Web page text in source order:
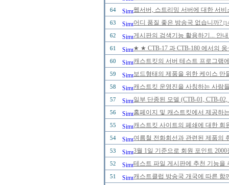
64 웹서버, 스트리밍 서버에 대한 서
63 어디 품질 좋은 방송국 없습니까?
62 게시판의 검색기능 활용하기... 안
61 ★ ★ CTB-17 과 CTB-180 에서의
60 캐스트킷의 서버 테스트 프로그램
59 보드형태의 제품을 위한 케이스 만
58 캐스트킷 운영진을 사칭하는 사람
57 일부 단종된 모델 (CTB-01, CTB-
56 홈페이지 및 캐스트킷에서 제공하
55 캐스트킷 사이트의 페쇄에 대한
54 여름철 전화회선과 관련된 제품의
53 3월 1일 기준으로 회원 포인트
52 테스트 파일 게시판에 추천 기능
51 캐스트클럽 방송국 개국에 따른